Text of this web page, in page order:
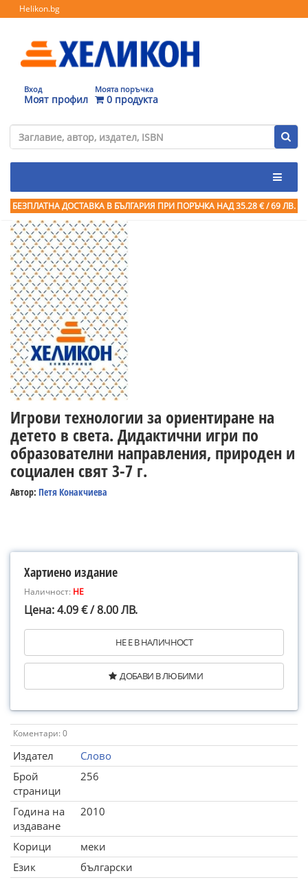
Helikon.bg
Вход
Моят профил
Моята поръчка
0 продукта
БЕЗПЛАТНА ДОСТАВКА В БЪЛГАРИЯ ПРИ ПОРЪЧКА НАД 35.28 € / 69 ЛВ.
Игрови технологии за ориентиране на
детето в света. Дидактични игри по
образователни направления, природен и
социален свят 3-7 г.
Автор: Петя Конакчиева
Хартиено издание
Наличност: НЕ
Цена: 4.09 € / 8.00 ЛВ.
НЕ Е В НАЛИЧНОСТ
ДОБАВИ В ЛЮБИМИ
Коментари: 0
Издател
Слово
Брой
страници
256
Година на
издаване
2010
Корици
меки
Език
български